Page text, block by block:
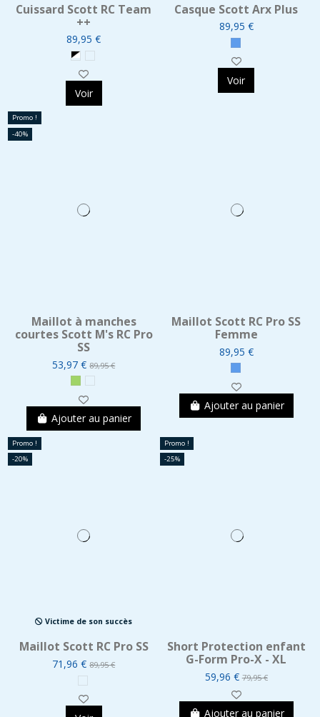
Cuissard Scott RC Team
++
89,95 €
Voir
Casque Scott Arx Plus
89,95 €
Voir
Promo !
-40%
Maillot à manches
courtes Scott M's RC Pro
SS
53,97 €89,95 €
Ajouter au panier
Maillot Scott RC Pro SS
Femme
89,95 €
Ajouter au panier
Promo !
-20%
Victime de son succès
Maillot Scott RC Pro SS
71,96 €89,95 €
Promo !
-25%
Short Protection enfant
G-Form Pro-X - XL
59,96 €79,95 €
Ajouter au panier